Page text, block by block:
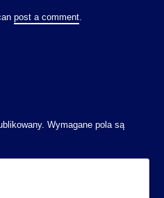
post a comment.
Wymagane pola są